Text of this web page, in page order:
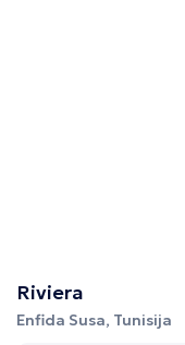
Riviera
Enfida Susa, Tunisija